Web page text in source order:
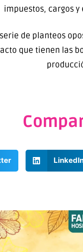
impuestos, cargos
de planteos
que tienen las